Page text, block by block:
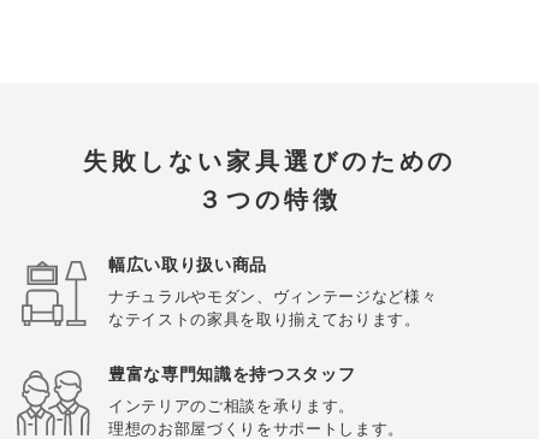
失敗しない家具選びのための
３つの特徴
幅広い取り扱い商品
ナチュラルやモダン、ヴィンテージなど様々
なテイストの家具を取り揃えております。
豊富な専門知識を持つスタッフ
インテリアのご相談を承ります。
理想のお部屋づくりをサポートします。